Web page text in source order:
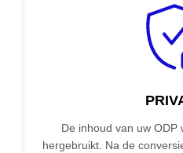
De inhoud van uw
hergebruikt. Na de